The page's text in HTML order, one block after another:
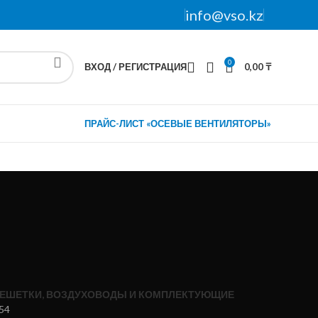
info@vso.kz
ВХОД / РЕГИСТРАЦИЯ 0 0,00₸
ПРАЙС-ЛИСТ «ОСЕВЫЕ ВЕНТИЛЯТОРЫ»
ВОЗДУХОВОДЫ И КОМПЛЕКТУЮЩИЕ